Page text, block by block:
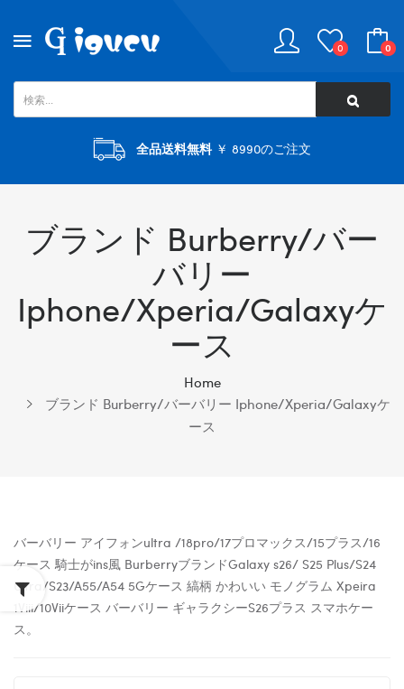
0 0
全品送料無料￥ 8990のご注文
ブランド Burberry/バー
バリー
Iphone/xperia/galaxyケ
ース
Home
ブランド Burberry/バーバリー Iphone/xperia/galaxyケ
ース
バーバリー アイフォンultra /18pro/17プロマックス/15プラス/16
ケース 騎士がins風 BurberryブランドGalaxy s26/ S25 Plus/S24
Ultra/S23/A55/A54 5Gケース 縞柄 かわいい モノグラム Xpeira
1Viii/10Viiケース バーバリー ギャラクシーS26プラス スマホケー
ス。